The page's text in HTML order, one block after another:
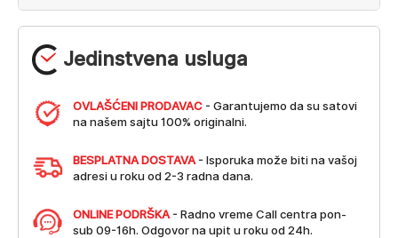
Jedinstvena usluga
OVLAŠĆENI PRODAVAC - Garantujemo da su satovi
na našem sajtu 100% originalni.
BESPLATNA DOSTAVA - Isporuka može biti na vašoj
adresi u roku od 2-3 radna dana.
ONLINE PODRŠKA - Radno vreme Call centra pon-
sub 09-16h. Odgovor na upit u roku od 24h.